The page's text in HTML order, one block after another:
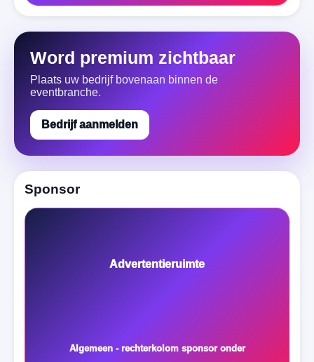
Word premium zichtbaar
Plaats uw bedrijf bovenaan binnen de
eventbranche.
Bedrijf aanmelden
Sponsor
Advertentieruimte
Algemeen - rechterkolom sponsor onder